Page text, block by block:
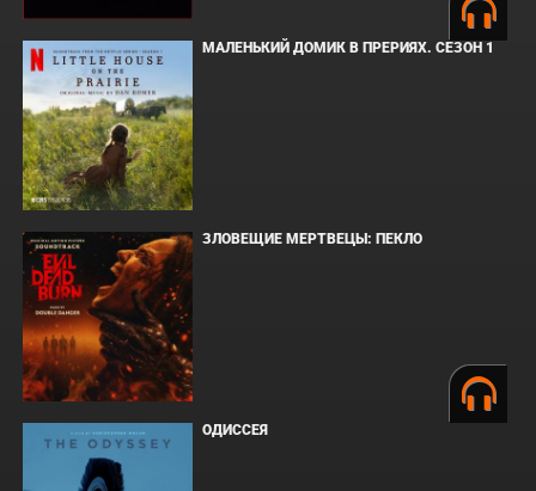
МАЛЕНЬКИЙ ДОМИК В ПРЕРИЯХ. СЕЗОН 1
ЗЛОВЕЩИЕ МЕРТВЕЦЫ: ПЕКЛО
ОДИССЕЯ